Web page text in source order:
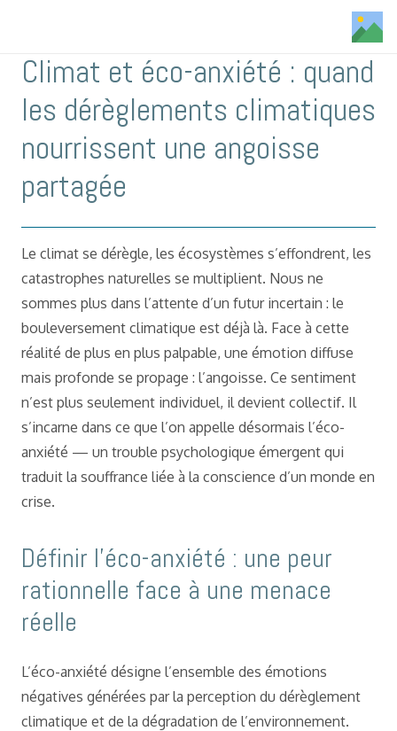
Climat et éco-anxiété : quand
les dérèglements climatiques
nourrissent une angoisse
partagée
Le climat se dérègle, les écosystèmes s’effondrent, les
catastrophes naturelles se multiplient. Nous ne
sommes plus dans l’attente d’un futur incertain : le
bouleversement climatique est déjà là. Face à cette
réalité de plus en plus palpable, une émotion diffuse
mais profonde se propage : l’angoisse. Ce sentiment
n’est plus seulement individuel, il devient collectif. Il
s’incarne dans ce que l’on appelle désormais l’éco-
anxiété — un trouble psychologique émergent qui
traduit la souffrance liée à la conscience d’un monde en
crise.
Définir l’éco-anxiété : une peur
rationnelle face à une menace
réelle
L’éco-anxiété désigne l’ensemble des émotions
négatives générées par la perception du dérèglement
climatique et de la dégradation de l’environnement.